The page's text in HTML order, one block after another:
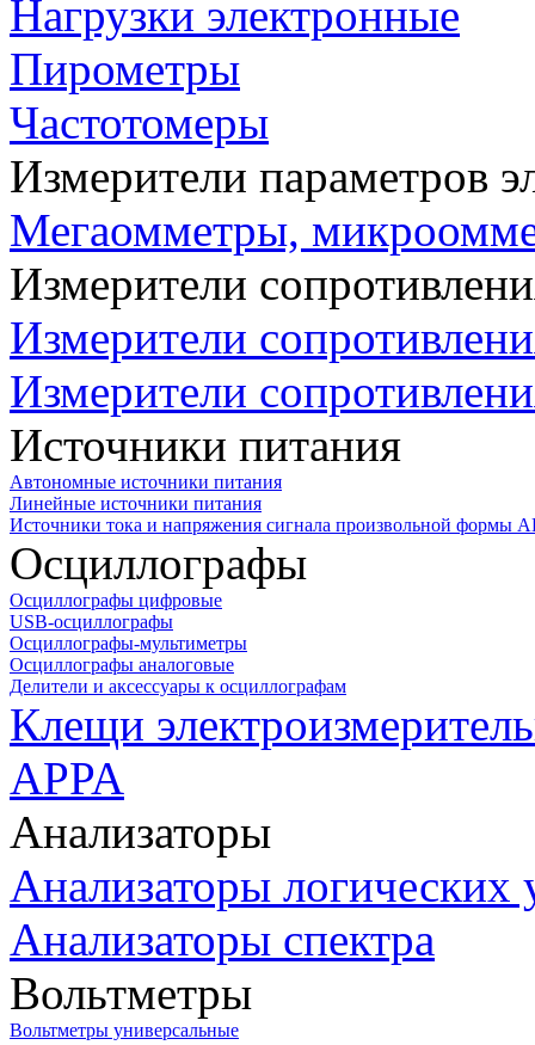
Нагрузки электронные
Пирометры
Частотомеры
Измерители параметров
Мегаомметры,
Измерители
Измерители
Измерители
Источники питания
Автономные источники питания
Линейные источники питания
Источники тока и напряжения сигнала произвольной формы
Осциллографы
Осциллографы цифровые
USB-осциллографы
Осциллографы-мультиметры
Осциллографы аналоговые
Делители и аксессуары к осциллографам
Клещи
APPA
Анализаторы
Анализаторы логических
Анализаторы спектра
Вольтметры
Вольтметры универсальные